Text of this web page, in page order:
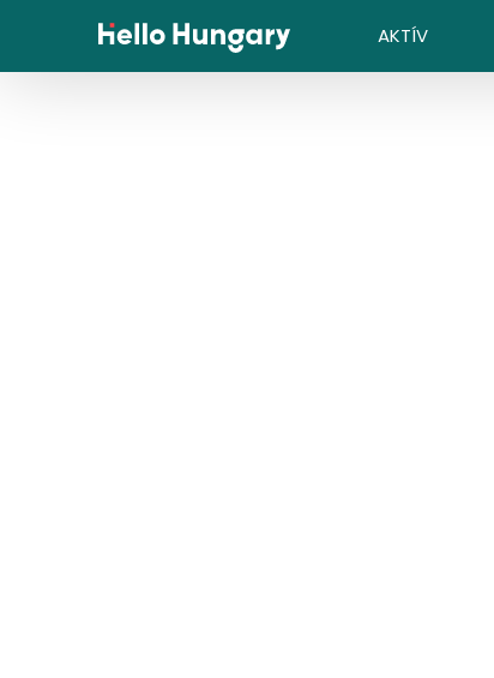
Ugrás a tartalomhoz AKTÍV